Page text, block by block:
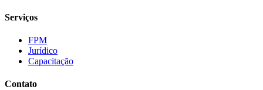
Serviços
FPM
Jurídico
Capacitação
Contato